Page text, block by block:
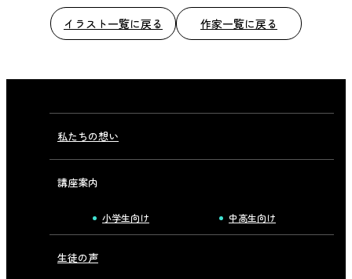
イラスト一覧に戻る 作家一覧に戻る
私たちの想い
講座案内
小学生向け 中高生向け
生徒の声